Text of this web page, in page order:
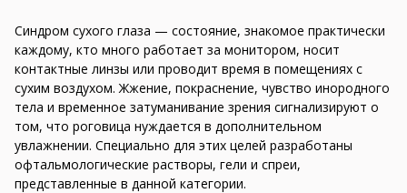
Синдром сухого глаза — состояние, знакомое практически
каждому, кто много работает за монитором, носит
контактные линзы или проводит время в помещениях с
сухим воздухом. Жжение, покраснение, чувство инородного
тела и временное затуманивание зрения сигнализируют о
том, что роговица нуждается в дополнительном
увлажнении. Специально для этих целей разработаны
офтальмологические растворы, гели и спреи,
представленные в данной категории.